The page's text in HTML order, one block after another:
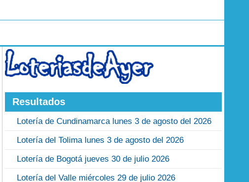
Resultados
Lotería de Cundinamarca lunes 3 de agosto del 2026
Lotería del Tolima lunes 3 de agosto del 2026
Lotería de Bogotá jueves 30 de julio 2026
Lotería del Valle miércoles 29 de julio 2026